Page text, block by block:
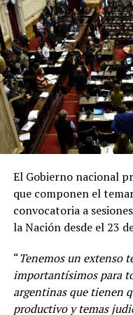
seguras, eficaces”,
de prensa desde Casa
El Gobierno nacional
que componen el
convocatoria a
la Nación desde el 23
“Tenemos un extenso
importantísimos para
argentinas que tienen
productivo y temas